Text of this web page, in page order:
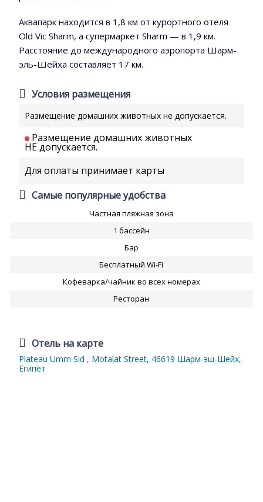
Аквапарк находится в 1,8 км от курортного отеля
Old Vic Sharm, а супермаркет Sharm — в 1,9 км.
Расстояние до международного аэропорта Шарм-
эль-Шейха составляет 17 км.
Условия размещения
Размещение домашних животных не допускается.
Размещение домашних животных
НЕ допускается.
Для оплаты принимает карты
Самые популярные удобства
Частная пляжная зона
1 бассейн
Бар
Бесплатный Wi-Fi
Кофеварка/чайник во всех номерах
Ресторан
Отель на карте
Plateau Umm Sid , Motalat Street, 46619 Шарм-эш-Шейх,
Египет